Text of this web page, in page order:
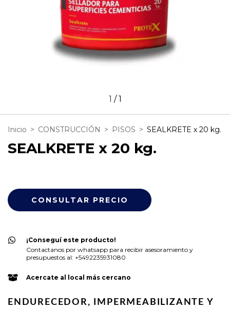
1 /1
Inicio > CONSTRUCCIÓN > PISOS > SEALKRETE x 20 kg.
SEALKRETE x 20 kg.
¡Conseguí este producto!
Contactanos por whatsapp para recibir asesoramiento y
presupuestos al: +5492235931080
Acercate al local más cercano
ENDURECEDOR, IMPERMEABILIZANTE Y